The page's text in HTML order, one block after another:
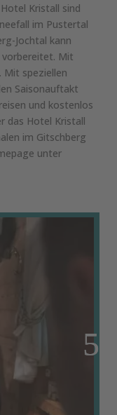
Kristall sind
im Pustertal
Jochtal kann
Mit
Mit speziellen
Saisonauftakt
und kostenlos
das Hotel Kristall
im Gitschberg
unter